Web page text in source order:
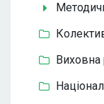
Виховна